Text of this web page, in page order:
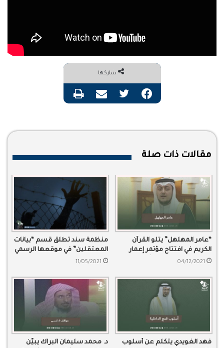
شاركها
فيسبوك تويتر مشاركة عبر البريد طباعة
مقالات ذات صلة
“عامر المهلهل” يتلو القرآن
الكريم في افتتاح مؤتمر إعمار
مكة المكرمة برعاية الأمير خالد
04/12/2021
منظمة سند تطلق قسم “بيانات
المعتقلين” في موقعها الرسمي
11/05/2021
فهد الغويدي يتكلم عن أسلوب
د. محمد سليمان البراك يبيّن